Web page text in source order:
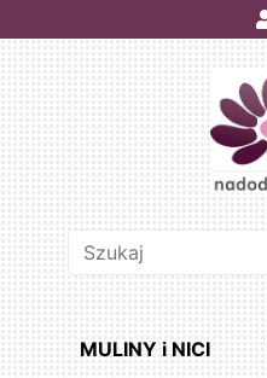
MULINY i NICI